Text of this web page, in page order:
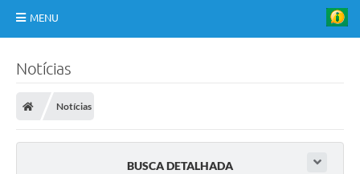
MENU
Notícias
Notícias
BUSCA DETALHADA